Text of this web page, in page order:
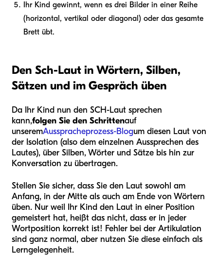
Ihr Kind gewinnt, wenn es drei Bilder in einer Reihe
(horizontal, vertikal oder diagonal) oder das gesamte
Brett übt.
Den Sch-Laut in Wörtern, Silben,
Sätzen und im Gespräch üben
Da Ihr Kind nun den SCH-Laut sprechen
kann,folgen Sie den Schrittenauf
unseremAusspracheprozess-Blogum diesen Laut von
der Isolation (also dem einzelnen Aussprechen des
Lautes), über Silben, Wörter und Sätze bis hin zur
Konversation zu übertragen.
Stellen Sie sicher, dass Sie den Laut sowohl am
Anfang, in der Mitte als auch am Ende von Wörtern
üben. Nur weil Ihr Kind den Laut in einer Position
gemeistert hat, heißt das nicht, dass er in jeder
Wortposition korrekt ist! Fehler bei der Artikulation
sind ganz normal, aber nutzen Sie diese einfach als
Lerngelegenheit.